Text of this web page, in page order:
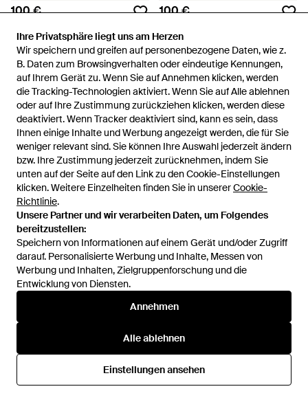
Ihre Privatsphäre liegt uns am Herzen
Wir speichern und greifen auf personenbezogene Daten, wie z.
B. Daten zum Browsingverhalten oder eindeutige Kennungen,
auf Ihrem Gerät zu. Wenn Sie auf Annehmen klicken, werden
die Tracking-Technologien aktiviert. Wenn Sie auf Alle ablehnen
oder auf Ihre Zustimmung zurückziehen klicken, werden diese
deaktiviert. Wenn Tracker deaktiviert sind, kann es sein, dass
Ihnen einige Inhalte und Werbung angezeigt werden, die für Sie
weniger relevant sind. Sie können Ihre Auswahl jederzeit ändern
bzw. Ihre Zustimmung jederzeit zurücknehmen, indem Sie
unten auf der Seite auf den Link zu den Cookie-Einstellungen
klicken. Weitere Einzelheiten finden Sie in unsererCookie-
Richtlinie.
Unsere Partner und wir verarbeiten Daten, um Folgendes
bereitzustellen:
Speichern von Informationen auf einem Gerät und/oder Zugriff
darauf. Personalisierte Werbung und Inhalte, Messen von
Werbung und Inhalten, Zielgruppenforschung und die
Entwicklung von Diensten.
Annehmen
Alle ablehnen
Einstellungen ansehen
Ihre Privatsphäre liegt uns am Herzen
Wir speichern und greifen auf personenbezogene Daten, wie z.
B. Daten zum Browsingverhalten oder eindeutige Kennungen,
auf Ihrem Gerät zu. Wenn Sie auf Annehmen klicken, werden
die Tracking-Technologien aktiviert. Wenn Sie auf Alle ablehnen
oder auf Ihre Zustimmung zurückziehen klicken, werden diese
deaktiviert. Wenn Tracker deaktiviert sind, kann es sein, dass
Ihnen einige Inhalte und Werbung angezeigt werden, die für Sie
weniger relevant sind. Sie können Ihre Auswahl jederzeit ändern
bzw. Ihre Zustimmung jederzeit zurücknehmen, indem Sie
unten auf der Seite auf den Link zu den Cookie-Einstellungen
klicken. Weitere Einzelheiten finden Sie in unsererCookie-
Richtlinie.
Unsere Partner und wir verarbeiten Daten, um Folgendes
bereitzustellen:
Speichern von Informationen auf einem Gerät und/oder Zugriff
darauf. Personalisierte Werbung und Inhalte, Messen von
Werbung und Inhalten, Zielgruppenforschung und die
Entwicklung von Diensten.
Annehmen
Alle ablehnen
Einstellungen ansehen
100 €
T-Shirts - Blau
VonABOUT YOU
100 €
T-Shirt - Blau
VonABOUT YOU
370 €296 €
Chinti & Parker
Midikleid Mit Kirschträgern -
Blau
SALE
388 €310 €
Chinti & Parker